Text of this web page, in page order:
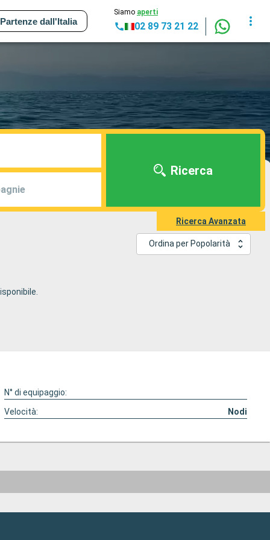
Partenze dall'Italia
Siamo aperti
02 89 73 21 22
Ricerca
Ricerca Avanzata
Ordina per Popolarità
N° di equipaggio:
Velocità: Nodi